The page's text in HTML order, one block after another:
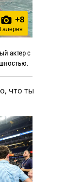
+8
Галерея
актер с
что ты